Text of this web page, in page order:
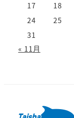
17
18
24
25
31
« 11月